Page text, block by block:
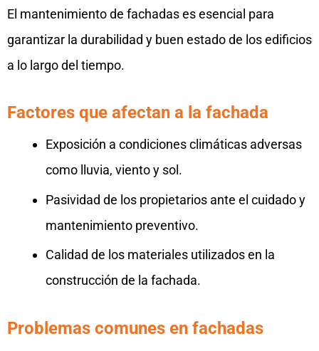
El mantenimiento de fachadas es esencial para
garantizar la durabilidad y buen estado de los edificios
a lo largo del tiempo.
Factores que afectan a la fachada
Exposición a condiciones climáticas adversas
como lluvia, viento y sol.
Pasividad de los propietarios ante el cuidado y
mantenimiento preventivo.
Calidad de los materiales utilizados en la
construcción de la fachada.
Problemas comunes en fachadas